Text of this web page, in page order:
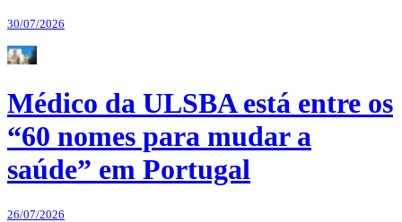
30/07/2026
Médico da ULSBA está entre os
“60 nomes para mudar a
saúde” em Portugal
26/07/2026